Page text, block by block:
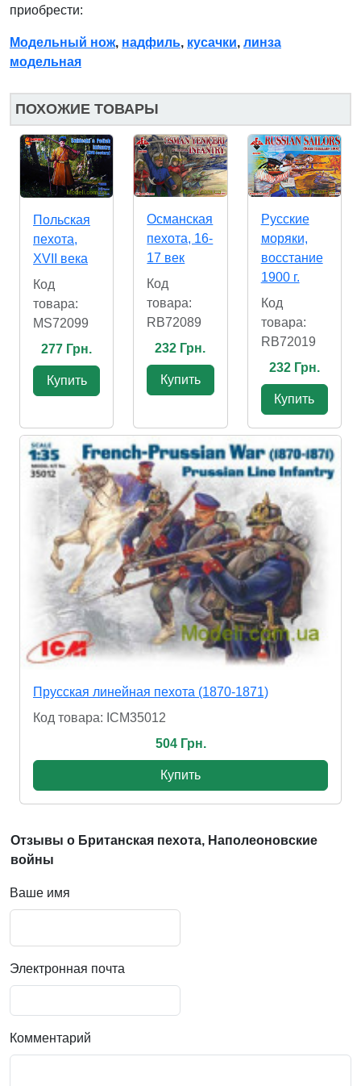
приобрести:
Модельный нож, надфиль, кусачки, линза
модельная
ПОХОЖИЕ ТОВАРЫ
Польская
пехота,
XVII века
Код
товара:
MS72099
277 Грн.
Купить
Османская
пехота, 16-
17 век
Код
товара:
RB72089
232 Грн.
Купить
Русские
моряки,
восстание
1900 г.
Код
товара:
RB72019
232 Грн.
Купить
Прусская линейная пехота (1870-1871)
Код товара: ICM35012
504 Грн.
Купить
Отзывы о Британская пехота, Наполеоновские
войны
Ваше имя
Электронная почта
Комментарий